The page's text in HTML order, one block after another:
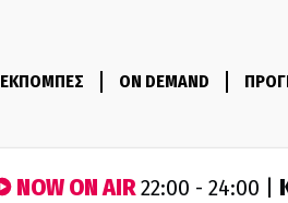
ΕΚΠΟΜΠΕΣ ON DEMAND
NOW ON AIR22:00 - 24:00 |